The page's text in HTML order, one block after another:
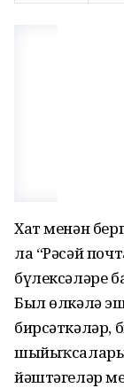
Хат менəн
ла “Рəсəй
бүлексəлəре
Был өлкəлə
бирсəткəлəр,
шыйыҡсалары
йəштəгелəр